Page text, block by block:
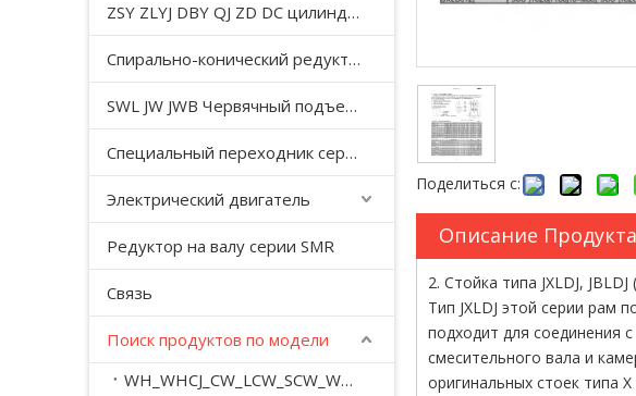
ZSY ZLYJ DBY QJ ZD DC цилиндрический зубчатый редуктор средней твердости с поверхностью зуба
Спирально-конический редуктор серии T
SWL JW JWB Червячный подъемный домкрат серии JWM
Специальный переходник серии YHJ для безгравитационного смесителя
Электрический двигатель
Редуктор на валу серии SMR
Связь
Поиск продуктов по модели
WH_WHCJ_CW_LCW_SCW_WD_WSJ_WXJ_A_M
Поделиться с:
Описание Продукта
2. Стойка типа JXLDJ,
Тип JXLDJ этой серии рам
подходит для соединения
смесительного вала и
оригинальных стоек типа